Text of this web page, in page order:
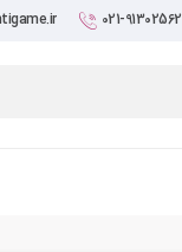
021-91302562